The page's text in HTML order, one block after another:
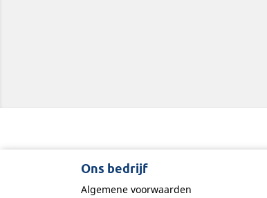
Ons bedrijf
Algemene voorwaarden